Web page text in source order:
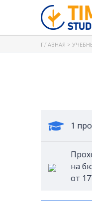
ГЛАВНАЯ >
1
на
от